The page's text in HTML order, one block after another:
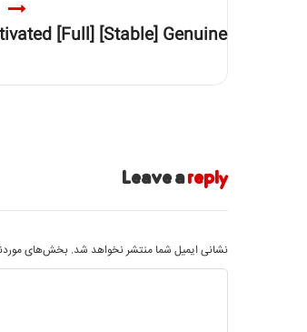
[Full] [Stable] Genuine
Leave areply
نشانی ایمیل شما منتشر نخواهد شد. بخش‌های